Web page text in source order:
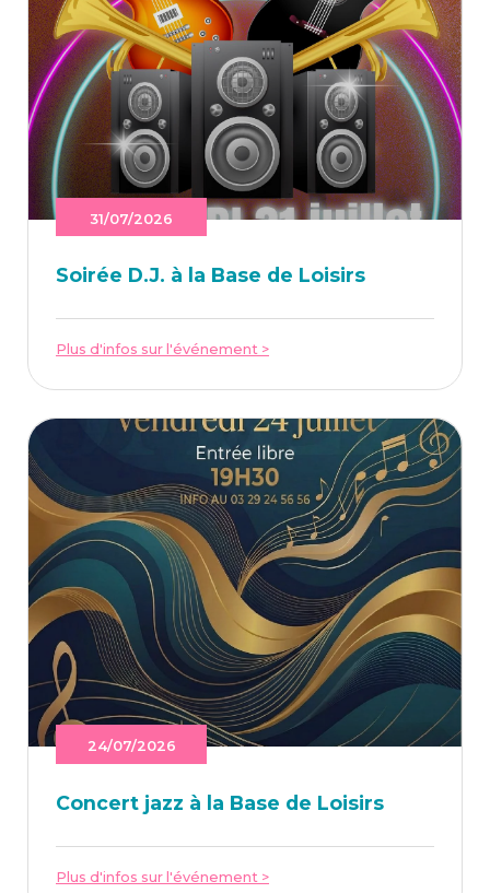
31/07/2026
Soi­rée D.J. à la Base de Loisirs
Plus d'infos sur l'événement >
24/07/2026
Concert jazz à la Base de Loisirs
Plus d'infos sur l'événement >